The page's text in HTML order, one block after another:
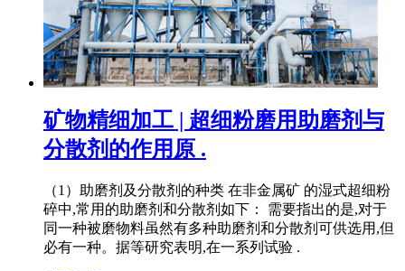
矿物精细加工 | 超细粉磨用助磨剂与
分散剂的作用原 .
（1）助磨剂及分散剂的种类 在非金属矿 的湿式超细粉
碎中,常用的助磨剂和分散剂如下： 需要指出的是,对于
同一种被磨物料虽然有多种助磨剂和分散剂可供选用,但
必有一种。据等研究表明,在一系列试验 .